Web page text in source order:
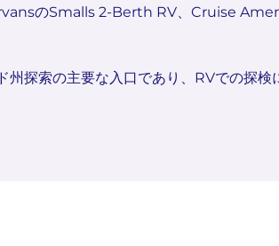
のSmalls 2-Berth RV、Cruise
探索の主要な入口であり、RVでの探検